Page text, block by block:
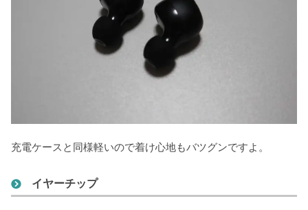
充電ケースと同様軽いので着け心地もバツグンですよ。
イヤーチップ